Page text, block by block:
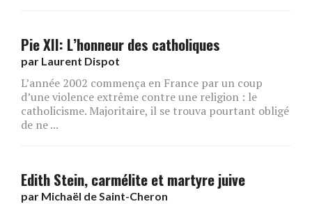
Pie XII: L’honneur des catholiques
par Laurent Dispot
L’année 2002 commença en France par un coup
d’une violence extrême contre une religion : le
catholicisme. Majoritaire, il se trouva pourtant obligé
de ne ...
Edith Stein, carmélite et martyre juive
par Michaël de Saint-Cheron